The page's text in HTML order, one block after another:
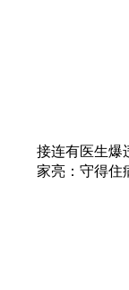
接连有医生
家亮：守得住